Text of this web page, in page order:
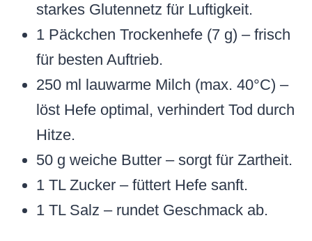
starkes Glutennetz für Luftigkeit.
1 Päckchen Trockenhefe (7 g) – frisch
für besten Auftrieb.
250 ml lauwarme Milch (max. 40°C) –
löst Hefe optimal, verhindert Tod durch
Hitze.
50 g weiche Butter – sorgt für Zartheit.
1 TL Zucker – füttert Hefe sanft.
1 TL Salz – rundet Geschmack ab.